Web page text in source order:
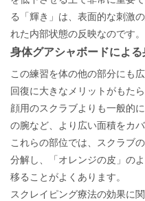
る「輝き」は、表面的な刺激
れた内部状態の反映なのです。
身体グアシャボードによる
この練習を体の他の部分にも
回復に大きなメリットがもたら
顔用のスクラブよりも一般的
の腕など、より広い面積をカ
これらの部位では、スクラブ
分解し、「オレンジの皮」の
移ることがよくあります。
スクレイピング療法の効果に